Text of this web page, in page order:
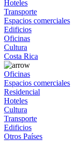
Hoteles
Transporte
Espacios comerciales
Edificios
Oficinas
Cultura
Costa Rica
Oficinas
Espacios comerciales
Residencial
Hoteles
Cultura
Transporte
Edificios
Otros Países